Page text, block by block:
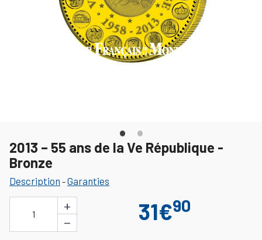
2013 – 55 ans de la Ve République -
Bronze
Description -Garanties
1
+
−
31€90